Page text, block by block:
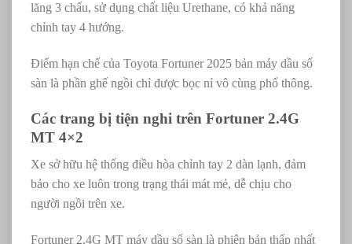
lăng 3 chấu, sử dụng chất liệu Urethane, có khả năng
chỉnh tay 4 hướng.
Điểm hạn chế của Toyota Fortuner 2025 bản máy dầu số
sàn là phần ghế ngồi chỉ được bọc nỉ vô cùng phổ thông.
Các trang bị tiện nghi trên Fortuner 2.4G
MT 4×2
Xe sở hữu hệ thống điều hòa chỉnh tay 2 dàn lạnh, đảm
bảo cho xe luôn trong trạng thái mát mẻ, dễ chịu cho
người ngồi trên xe.
Fortuner 2.4G MT máy dầu số sàn là phiên bản thấp nhất